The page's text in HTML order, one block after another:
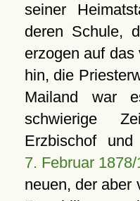
seiner
deren Schule,
erzogen auf
hin, die
Mailand war
schwierige
Erzbischof
7. Februar 1878/
neuen, der aber